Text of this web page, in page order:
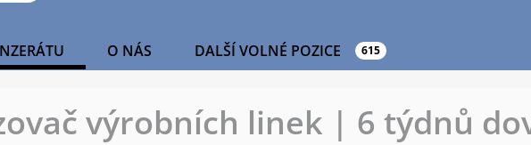
O NÁS DALŠÍ VOLNÉ POZICE 615
výrobních linek | 6 týdnů